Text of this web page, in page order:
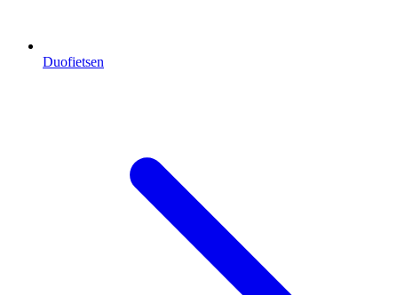
Duofietsen